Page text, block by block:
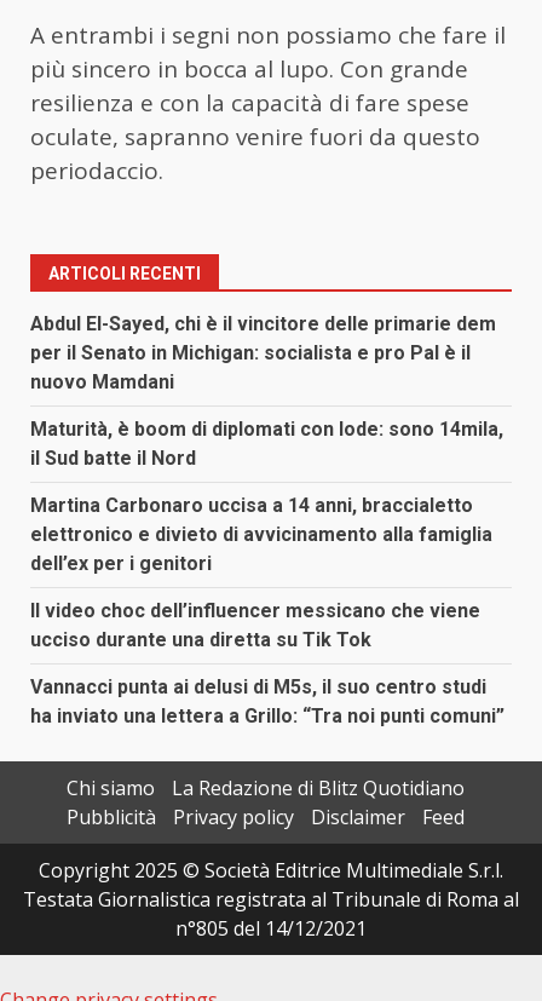
A entrambi i segni non possiamo che fare il
più sincero in bocca al lupo. Con grande
resilienza e con la capacità di fare spese
oculate, sapranno venire fuori da questo
periodaccio.
ARTICOLI RECENTI
Abdul El-Sayed, chi è il vincitore delle primarie dem
per il Senato in Michigan: socialista e pro Pal è il
nuovo Mamdani
Maturità, è boom di diplomati con lode: sono 14mila,
il Sud batte il Nord
Martina Carbonaro uccisa a 14 anni, braccialetto
elettronico e divieto di avvicinamento alla famiglia
dell’ex per i genitori
Il video choc dell’influencer messicano che viene
ucciso durante una diretta su Tik Tok
Vannacci punta ai delusi di M5s, il suo centro studi
ha inviato una lettera a Grillo: “Tra noi punti comuni”
Chi siamo
La Redazione di Blitz Quotidiano
Pubblicità
Privacy policy Disclaimer
Feed
Copyright 2025 © Società Editrice Multimediale S.r.l.
Testata Giornalistica registrata al Tribunale di Roma al
n°805 del 14/12/2021